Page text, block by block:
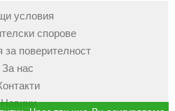
условия
спорове
за поверителност
За нас
Новини